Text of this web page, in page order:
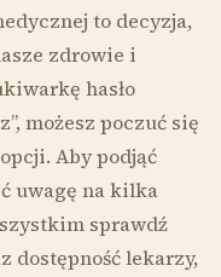
to decyzja,
zdrowie i
hasło
możesz poczuć się
Aby podjąć
uwagę na kilka
sprawdź
dostępność lekarzy,